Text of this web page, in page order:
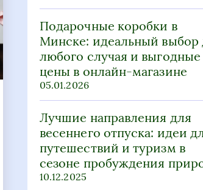
Подарочные коробки в
Минске: идеальный выбор
любого случая и выгодные
цены в онлайн-магазине
05.01.2026
Лучшие направления для
весеннего отпуска: идеи
путешествий и туризм в
сезоне пробуждения
10.12.2025